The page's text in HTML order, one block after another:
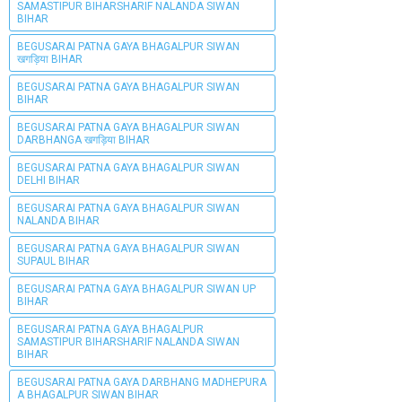
SAMASTIPUR BIHARSHARIF NALANDA SIWAN
BIHAR
BEGUSARAI PATNA GAYA BHAGALPUR SIWAN
खगड़िया BIHAR
BEGUSARAI PATNA GAYA BHAGALPUR SIWAN
BIHAR
BEGUSARAI PATNA GAYA BHAGALPUR SIWAN
DARBHANGA खगड़िया BIHAR
BEGUSARAI PATNA GAYA BHAGALPUR SIWAN
DELHI BIHAR
BEGUSARAI PATNA GAYA BHAGALPUR SIWAN
NALANDA BIHAR
BEGUSARAI PATNA GAYA BHAGALPUR SIWAN
SUPAUL BIHAR
BEGUSARAI PATNA GAYA BHAGALPUR SIWAN UP
BIHAR
BEGUSARAI PATNA GAYA BHAGALPUR
SAMASTIPUR BIHARSHARIF NALANDA SIWAN
BIHAR
BEGUSARAI PATNA GAYA DARBHANG MADHEPURA
A BHAGALPUR SIWAN BIHAR